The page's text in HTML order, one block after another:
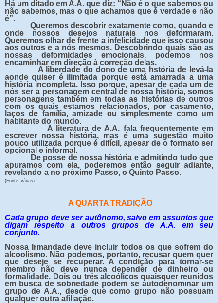
Há um ditado em A.A. que diz: “Não é o que sabemos ou
não sabemos, mas o que achamos que é verdade e não
é”.
Queremos descobrir exatamente como, quando e
onde nossos desejos naturais nos deformaram.
Queremos olhar de frente a infelicidade que isso causou
aos outros e a nós mesmos. Descobrindo quais são as
nossas deformidades emocionais, podemos nos
encaminhar em direção à correção delas.
A liberdade do dono de uma hstória de levá-la
aonde quiser é ilimitada porque está amarrada a uma
história incompleta. Isso porque, apesar de cada um de
nós ser a personagem central de nossa história, somos
personagens também em todas as histórias de outros
com os quais estamos relacionados, por casamento,
laços de família, amizade ou simplesmente comoum
habitante do mundo.
A literatura de A.A. fala frequentemente em
escrever nossa
história, mas é uma sugestão muito
pouco utilizada porque é difícil, apesar de o formato ser
opcional e informal.
De posse de nossa história e admitindo tudo que
apuramos com ela, poderemos então seguir adiante,
revelando-a no próximo Passo, o Quinto Passo.
(Fonte: várias)
A QUARTA TRADIÇÃO
Cada grupo deve ser autônomo, salvo em assuntos que
digam respeito a outros grupos de A.A. em seu
conjunto.
Nossa Irmandade deve incluir todos os que sofrem do
alcoolismo. Não podemos, portanto, recusar quem quer
que deseje se recuperar. A condição para tornar-se
membro não deve nunca depender de dinheiro ou
formalidade. Dois ou três alcoólicos quaisquer reunidos
em busca de sobriedade podem se autodenominar um
grupo de A.A., desde que como grupo não possuam
qualquer outra afiliação.